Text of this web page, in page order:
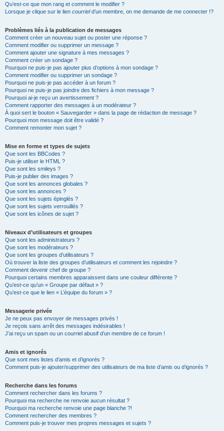
Qu’est-ce que mon rang et comment le modifier ?
Lorsque je clique sur le lien courrield’un membre, on me demande de me connecter !?
Problèmes liés à la publication de messages
Comment créer un nouveau sujet ou poster une réponse ?
Comment modifier ou supprimer un message ?
Comment ajouter une signature à mes messages ?
Comment créer un sondage ?
Pourquoi ne puis-je pas ajouter plus d’options à mon sondage ?
Comment modifier ou supprimer un sondage ?
Pourquoi ne puis-je pas accéder à un forum ?
Pourquoi ne puis-je pas joindre des fichiers à mon message ?
Pourquoi ai-je reçu un avertissement ?
Comment rapporter des messages à un modérateur ?
À quoi sert le bouton « Sauvegarder » dans la page de rédaction de message ?
Pourquoi mon message doit être validé ?
Comment remonter mon sujet ?
Mise en forme et types de sujets
Que sont les BBCodes ?
Puis-je utiliser le HTML ?
Que sont les smileys ?
Puis-je publier des images ?
Que sont les annonces globales ?
Que sont les annonces ?
Que sont les sujets épinglés ?
Que sont les sujets verrouillés ?
Que sont les icônes de sujet ?
Niveaux d’utilisateurs et groupes
Que sont les administrateurs ?
Que sont les modérateurs ?
Que sont les groupes d’utilisateurs ?
Où trouver la liste des groupes d’utilisateurs et comment les rejoindre ?
Comment devenir chef de groupe ?
Pourquoi certains membres apparaissent dans une couleur différente ?
Qu’est-ce qu’un « Groupe par défaut » ?
Qu’est-ce que le lien « L’équipe du forum » ?
Messagerie privée
Je ne peux pas envoyer de messages privés !
Je reçois sans arrêt des messages indésirables !
J’ai reçu un spam ou un courriel abusif d’un membre de ce forum !
Amis et ignorés
Que sont mes listes d’amis et d’ignorés ?
Comment puis-je ajouter/supprimer des utilisateurs de ma liste d’amis ou d’ignorés ?
Recherche dans les forums
Comment rechercher dans les forums ?
Pourquoi ma recherche ne renvoie aucun résultat ?
Pourquoi ma recherche renvoie une page blanche ?!
Comment rechercher des membres ?
Comment puis-je trouver mes propres messages et sujets ?